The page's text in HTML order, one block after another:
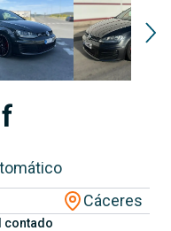
Cáceres
contado